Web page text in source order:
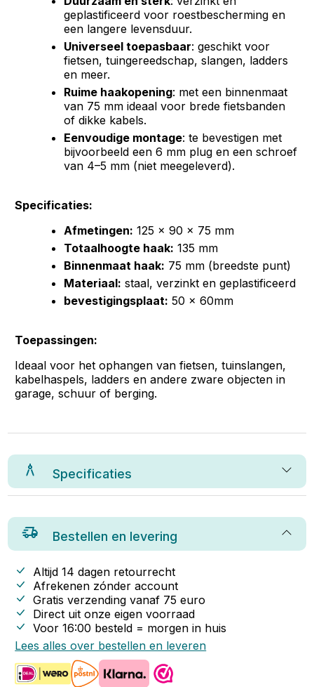
geplastificeerd voor roestbescherming en
een langere levensduur.
Universeel toepasbaar: geschikt voor
fietsen, tuingereedschap, slangen, ladders
en meer.
Ruime haakopening: met een binnenmaat
van 75 mm ideaal voor brede fietsbanden
of dikke kabels.
Eenvoudige montage: te bevestigen met
bijvoorbeeld een 6 mm plug en een schroef
van 4–5 mm (niet meegeleverd).
Specificaties:
Afmetingen: 125 x 90 x 75 mm
Totaalhoogte haak: 135 mm
Binnenmaat haak: 75 mm (breedste punt)
Materiaal: staal, verzinkt en geplastificeerd
bevestigingsplaat: 50 x 60mm
Toepassingen:
Ideaal voor het ophangen van fietsen, tuinslangen,
kabelhaspels, ladders en andere zware objecten in
garage, schuur of berging.
Specificaties
Bestellen en levering
Altijd 14 dagen retourrecht
Afrekenen zónder account
Gratis verzending vanaf 75 euro
Direct uit onze eigen voorraad
Voor 16:00 besteld = morgen in huis
Lees alles over bestellen en leveren